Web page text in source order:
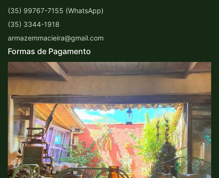
(35) 99767-7155 (WhatsApp)
(35) 3344-1918
armazemmacieira@gmail.com
Formas de Pagamento